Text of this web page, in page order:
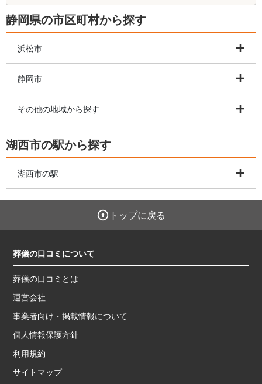
静岡県の市区町村から探す
浜松市
静岡市
その他の地域から探す
湖西市の駅から探す
湖西市の駅
トップに戻る
葬儀の口コミについて
葬儀の口コミとは
運営会社
事業者向け・掲載情報について
個人情報保護方針
利用規約
サイトマップ